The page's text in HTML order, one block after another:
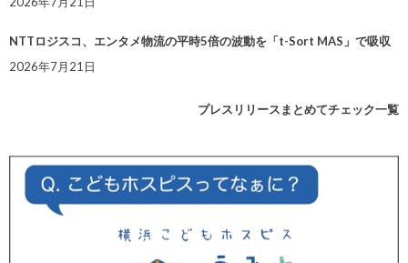
NTTロジスコ、エンタメ物流の平時5倍の波動を「t-Sort MAS」で吸収
2026年7月21日
プレスリリースまとめてチェック一覧